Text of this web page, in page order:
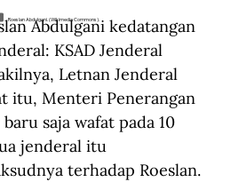
Roeslan Abdulgani. (Wikimedia Commons).
Abdulgani kedatangan
KSAD Jenderal
Letnan Jenderal
itu, Menteri Penerangan
saja wafat pada 10
jenderal itu
terhadap Roeslan.